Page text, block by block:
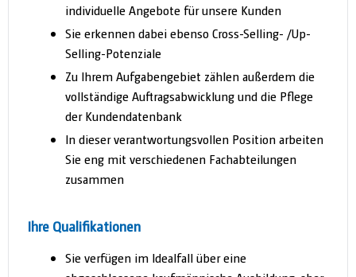
individuelle Angebote für unsere Kunden
Sie erkennen dabei ebenso Cross-Selling- /Up-
Selling-Potenziale
Zu Ihrem Aufgabengebiet zählen außerdem die
vollständige Auftragsabwicklung und die Pflege
der Kundendatenbank
In dieser verantwortungsvollen Position arbeiten
Sie eng mit verschiedenen Fachabteilungen
zusammen
Ihre Qualifikationen
Sie verfügen im Idealfall über eine